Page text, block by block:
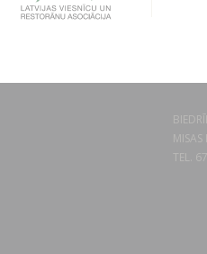
TEL.